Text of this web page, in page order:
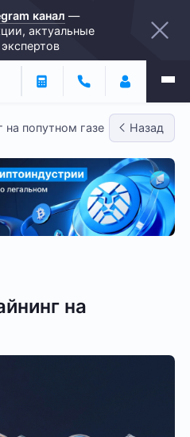
канал —
актуальные
на попутном газе Назад
на